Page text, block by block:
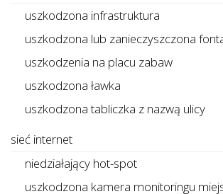
uszkodzona infrastruktura
uszkodzona lub zanieczyszczona
uszkodzenia na placu zabaw
uszkodzona ławka
uszkodzona tabliczka z nazwą ulicy
sieć internet
niedziałający hot-spot
uszkodzona kamera monitoringu